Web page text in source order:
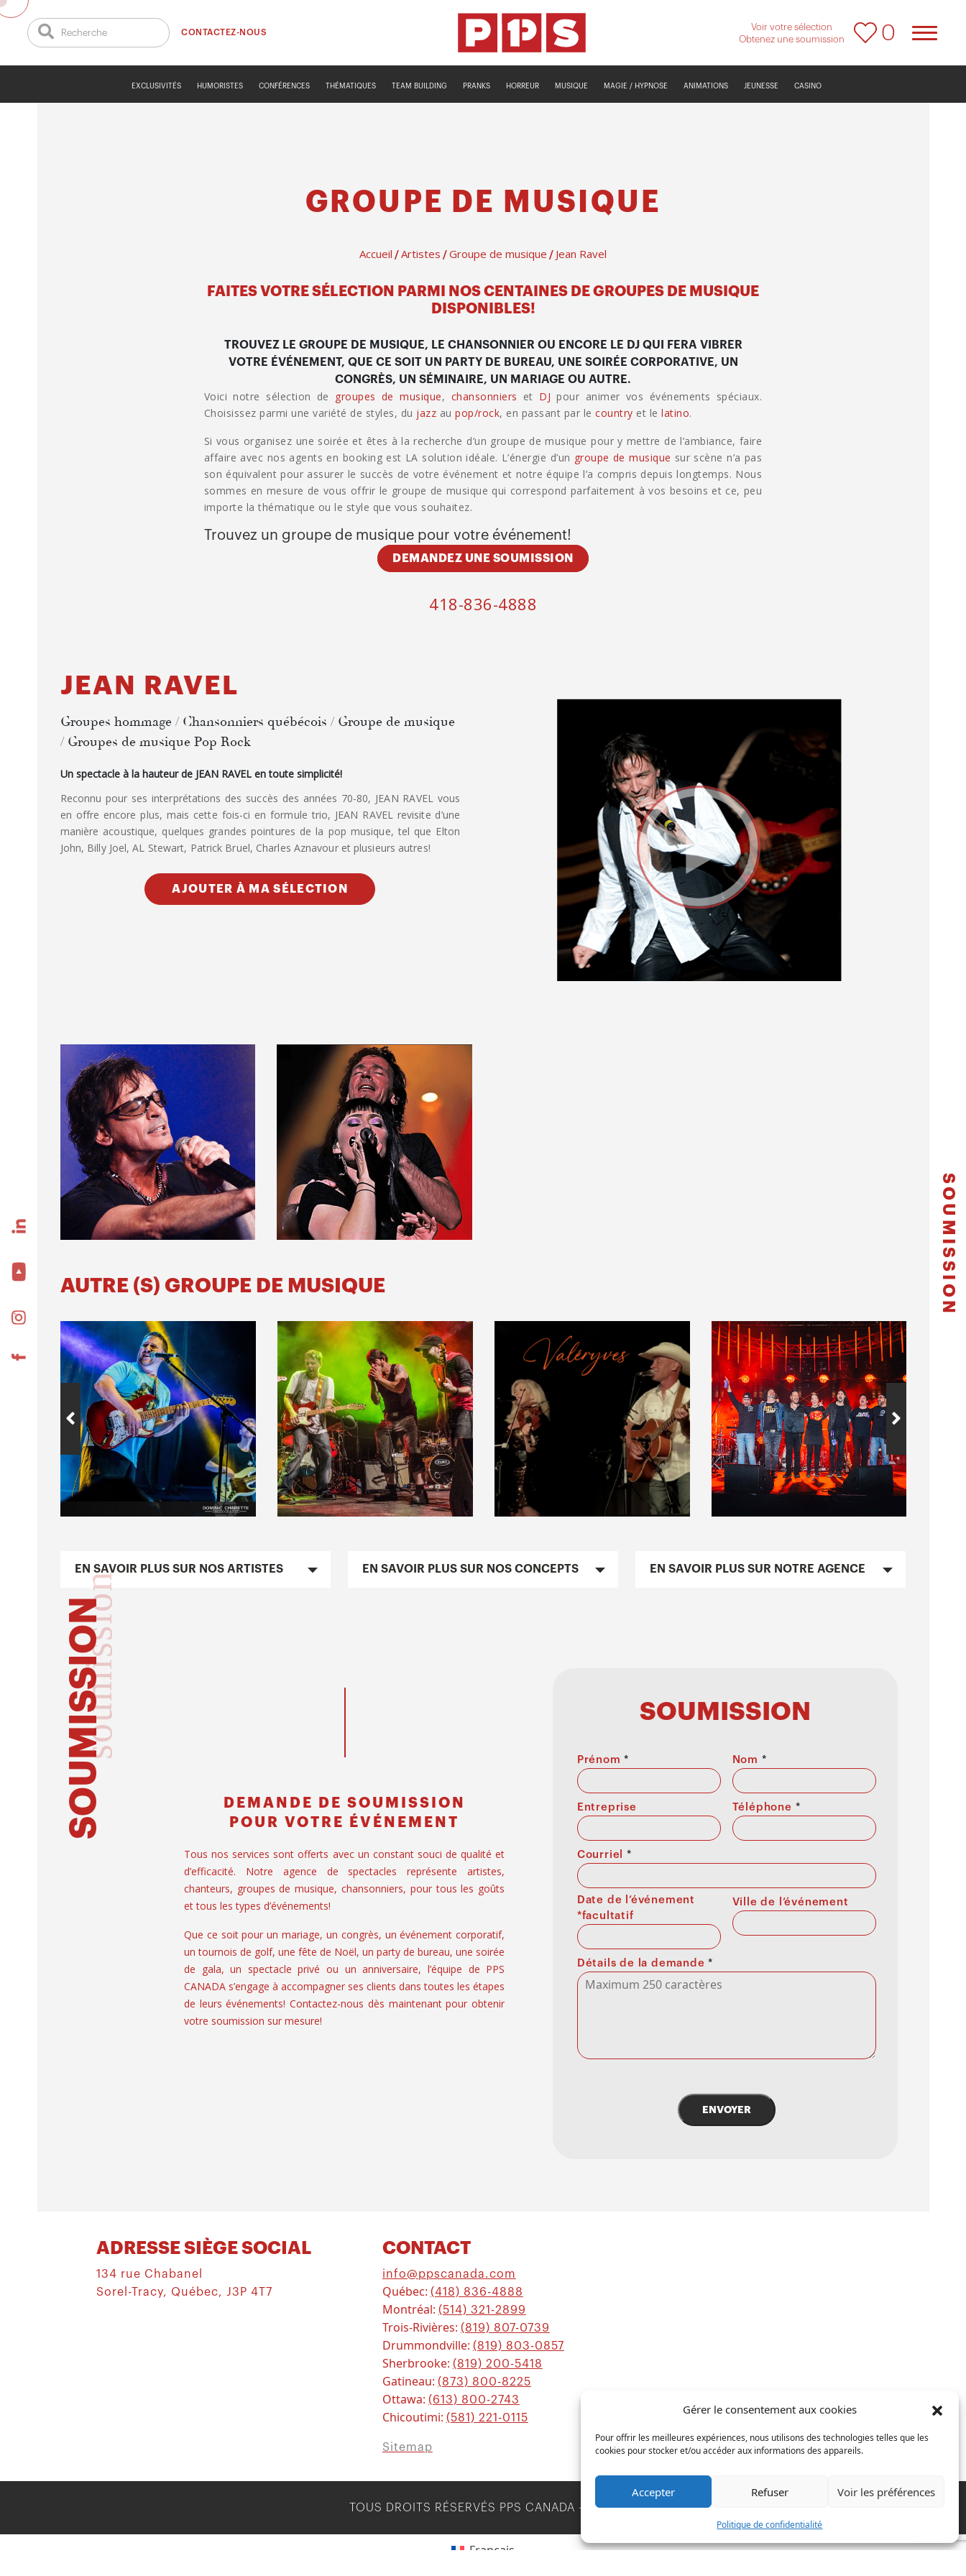
Gérer le consentement aux cookies
Pour offrir les meilleures expériences, nous utilisons des technologies telles que les
cookies pour stocker et/ou accéder aux informations des appareils.
Accepter Refuser Voir les préférences
Politique de confidentialité
CONTACTEZ-NOUS
Voir votre sélection
Obtenez une soumission
0
EXCLUSIVITÉS HUMORISTES CONFÉRENCES THÉMATIQUES TEAM BUILDING PRANKS HORREUR MUSIQUE MAGIE / HYPNOSE ANIMATIONS JEUNESSE CASINO
SOUMISSION
GROUPE DE MUSIQUE
Accueil / Artistes / Groupe de musique / Jean Ravel
FAITES VOTRE SÉLECTION PARMI NOS CENTAINES DE GROUPES DE MUSIQUE
DISPONIBLES!
TROUVEZ LE GROUPE DE MUSIQUE, LE CHANSONNIER OU ENCORE LE DJ QUI FERA VIBRER
VOTRE ÉVÉNEMENT, QUE CE SOIT UN PARTY DE BUREAU, UNE SOIRÉE CORPORATIVE, UN
CONGRÈS, UN SÉMINAIRE, UN MARIAGE OU AUTRE.
Voici notre sélection de groupes de musique, chansonniers et DJ pour animer vos événements spéciaux.
Choisissez parmi une variété de styles, du jazz aupop/rock, en passant par lecountry et lelatino.
Si vous organisez une soirée et êtes à la recherche d’un groupe de musique pour y mettre de l’ambiance, faire
affaire avec nos agents en booking est LA solution idéale. L’énergie d’un groupe de musique sur scène n’a pas
son équivalent pour assurer le succès de votre événement et notre équipe l’a compris depuis longtemps. Nous
sommes en mesure de vous offrir le groupe de musique qui correspond parfaitement à vos besoins et ce, peu
importe la thématique ou le style que vous souhaitez.
Trouvez un groupe de musique pour votre événement!
DEMANDEZ UNE SOUMISSION
418-836-4888
JEAN RAVEL
Groupes hommage / Chansonniers québécois / Groupe de musique
/ Groupes de musique Pop Rock
Un spectacle à la hauteur de JEAN RAVEL en toute simplicité!
Reconnu pour ses interprétations des succès des années 70-80, JEAN RAVEL vous
en offre encore plus, mais cette fois-ci en formule trio, JEAN RAVEL revisite d’une
manière acoustique, quelques grandes pointures de la pop musique, tel que Elton
John, Billy Joel, AL Stewart, Patrick Bruel, Charles Aznavour et plusieurs autres!
AJOUTER À MA SÉLECTION
AUTRE (S) GROUPE DE MUSIQUE
EN SAVOIR PLUS SUR NOS ARTISTES EN SAVOIR PLUS SUR NOS CONCEPTS EN SAVOIR PLUS SUR NOTRE AGENCE
SOUMISSION
soumission
DEMANDE DE SOUMISSION
POUR VOTRE ÉVÉNEMENT
Tous nos services sont offerts avec un constant souci de qualité et
d’efficacité. Notre agence de spectacles représente artistes,
chanteurs, groupes de musique, chansonniers, pour tous les goûts
et tous les types d’événements!
Que ce soit pour un mariage, un congrès, un événement corporatif,
un tournois de golf, une fête de Noël, un party de bureau, une soirée
de gala, un spectacle privé ou un anniversaire, l’équipe de PPS
CANADA s’engage à accompagner ses clients dans toutes les étapes
de leurs événements! Contactez-nous dès maintenant pour obtenir
votre soumission sur mesure!
SOUMISSION
Prénom* Nom *
Entreprise Téléphone *
Courriel *
Date de l’événement
*facultatif
Ville de l’événement
Détails de la demande*
ENVOYER
ADRESSE SIÈGE SOCIAL
134 rue Chabanel
Sorel-Tracy, Québec, J3P 4T7
CONTACT
info@ppscanada.com
Québec: (418) 836-4888
Montréal: (514) 321-2899
Trois-Rivières: (819) 807-0739
Drummondville: (819) 803-0857
Sherbrooke: (819) 200-5418
Gatineau: (873) 800-8225
Ottawa: (613) 800-2743
Chicoutimi: (581) 221-0115
Sitemap
TOUS DROITS RÉSERVÉS PPS CANADA - 2026
Français